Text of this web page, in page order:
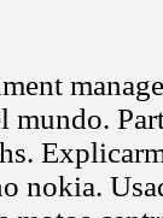
mundo.
nokia.